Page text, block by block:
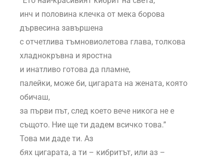
инч и половина клечка от мека борова
дървесина завършена
с отчетлива тъмновиолетова глава, толкова
хладнокръвна и яростна
и инатливо готова да пламне,
палейки, може би, цигарата на жената, която
обичаш,
за първи път, след което вече никога не е
същото. Ние ще ти дадем всичко това.”
Това ми даде ти. Аз
бях цигарата, а ти – кибритът, или аз –